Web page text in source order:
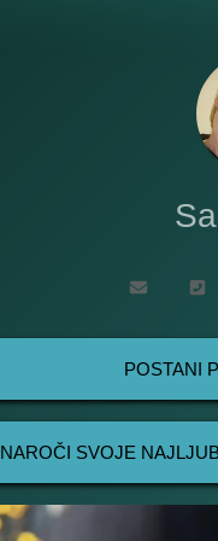
POSTANI
NAROČI SVOJE